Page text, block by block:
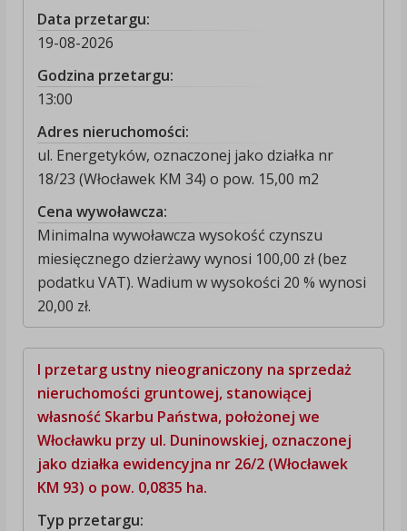
Data przetargu:
19-08-2026
Godzina przetargu:
13:00
Adres nieruchomości:
ul. Energetyków, oznaczonej jako działka nr
18/23 (Włocławek KM 34) o pow. 15,00 m2
Cena wywoławcza:
Minimalna wywoławcza wysokość czynszu
miesięcznego dzierżawy wynosi 100,00 zł (bez
podatku VAT). Wadium w wysokości 20 % wynosi
20,00 zł.
I przetarg ustny nieograniczony na sprzedaż
nieruchomości gruntowej, stanowiącej
własność Skarbu Państwa, położonej we
Włocławku przy ul. Duninowskiej, oznaczonej
jako działka ewidencyjna nr 26/2 (Włocławek
KM 93) o pow. 0,0835 ha.
Typ przetargu: